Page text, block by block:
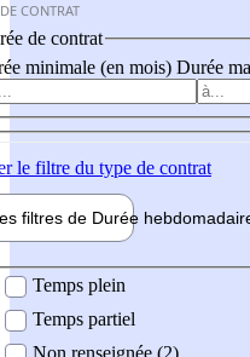
CONTRAT
de contrat
minimale (en mois) Durée
le filtre du type de contrat
filtres de Durée hebdo
Temps plein
Temps partiel